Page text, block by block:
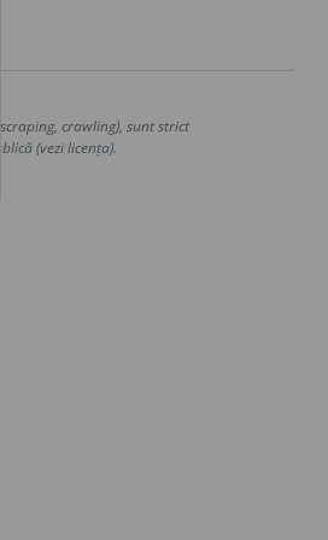
crawling), sunt strict
(vezi licența).